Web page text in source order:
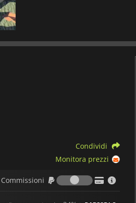
Condividi
Monitora prezzi
Commissioni
Commissioni